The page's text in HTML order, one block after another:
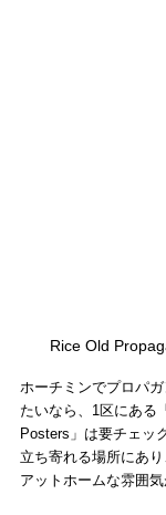
Rice Old
ホーチミンでプロパ
たいなら、1区にある
Posters」は要チェッ
立ち寄れる場所にあ
アットホームな雰囲気